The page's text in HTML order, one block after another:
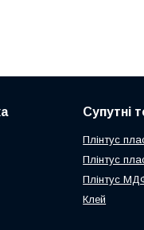
Супутні
Плінтус
Плінтус
Плінтус
Клей